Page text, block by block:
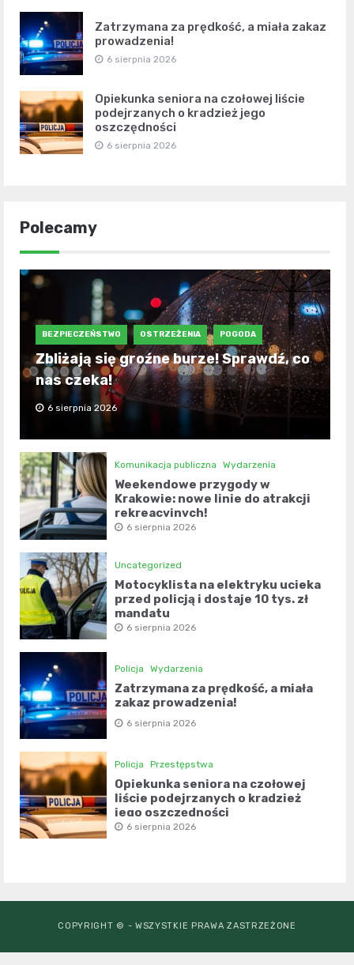
Zatrzymana za prędkość, a miała zakaz
prowadzenia!
6 sierpnia 2026
Opiekunka seniora na czołowej liście
podejrzanych o kradzież jego
oszczędności
6 sierpnia 2026
Polecamy
BEZPIECZEŃSTWO OSTRZEŻENIA POGODA
Zbliżają się groźne burze! Sprawdź, co
nas czeka!
6 sierpnia 2026
Komunikacja publiczna Wydarzenia
Weekendowe przygody w
Krakowie: nowe linie do atrakcji
rekreacyjnych!
6 sierpnia 2026
Uncategorized
Motocyklista na elektryku ucieka
przed policją i dostaje 10 tys. zł
mandatu
6 sierpnia 2026
Policja Wydarzenia
Zatrzymana za prędkość, a miała
zakaz prowadzenia!
6 sierpnia 2026
Policja Przestępstwa
Opiekunka seniora na czołowej
liście podejrzanych o kradzież
jego oszczędności
6 sierpnia 2026
COPYRIGHT © - WSZYSTKIE PRAWA ZASTRZEŻONE